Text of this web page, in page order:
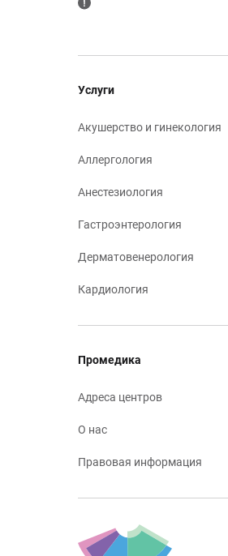
Услуги
Акушерство и гинекология
Аллергология
Анестезиология
Гастроэнтерология
Дерматовенерология
Кардиология
Промедика
Адреса центров
О нас
Правовая информация